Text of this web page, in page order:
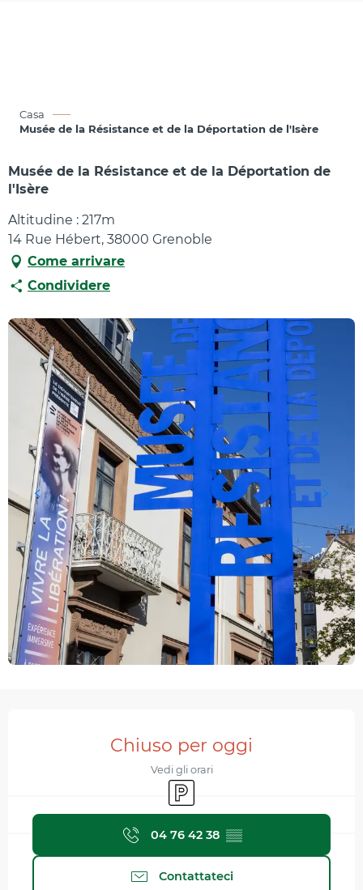
Casa
Musée de la Résistance et de la Déportation de l'Isère
Musée de la Résistance et de la Déportation de
l'Isère
Altitudine : 217m
14 Rue Hébert, 38000 Grenoble
Come arrivare
Condividere
Orari e contattiChiuso per oggi
Vedi gli orari
Parcheggio
04 76 42 38 ▒▒
Contattateci